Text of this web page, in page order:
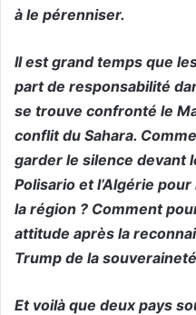
à le pérenniser.
Il est grand temps que
part de responsabilité
se trouve confronté le
conflit du Sahara.
garder le silence devant
Polisario et l’Algérie
la région ? Comment
attitude après la
Trump de la
Et voilà que deux pays